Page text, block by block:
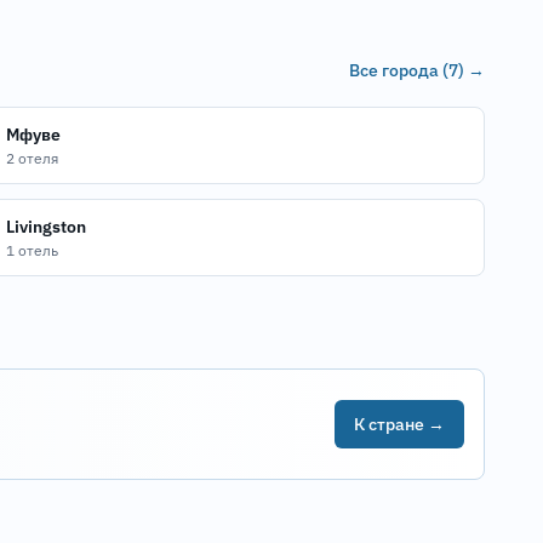
Все города (7) →
Мфуве
2 отеля
Livingston
1 отель
К стране →